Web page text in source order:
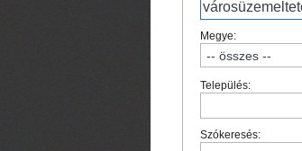
Megye:
Település:
Szókeresés: